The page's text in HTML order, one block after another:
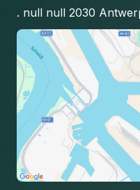
. null null 2030